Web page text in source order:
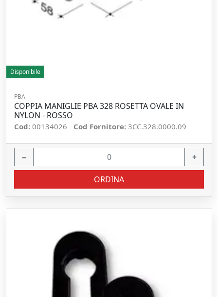
Disponibile
PBA
COPPIA MANIGLIE PBA 328 ROSETTA OVALE IN
NYLON - ROSSO
Cod: 00134026 Cod Fornitore: 3CC.328.0000.09
− +
ORDINA